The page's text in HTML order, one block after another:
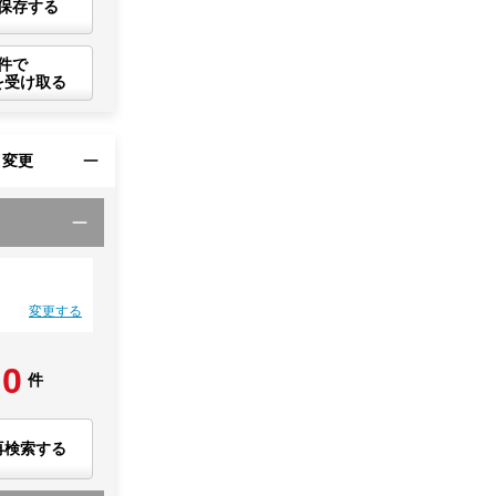
存する
で
受け取る
更
変更する
0 件
検索する